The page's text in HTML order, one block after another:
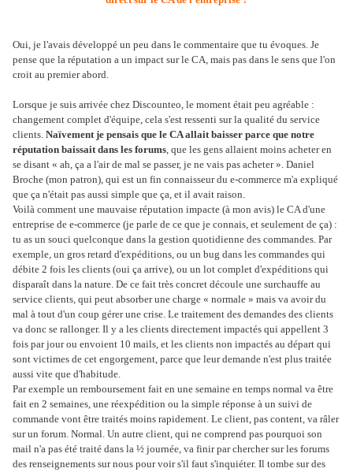
Oui, je l'avais développé un peu dans le commentaire que tu évoques. Je
pense que la réputation a un impact sur le CA, mais pas dans le sens que l'on
croit au premier abord.
Lorsque je suis arrivée chez Discounteo, le moment était peu agréable :
changement complet d'équipe, cela s'est ressenti sur la qualité du service
clients. Naïvement je pensais que le CA allait baisser parce que notre
réputation baissait dans les forums, que les gens allaient moins acheter en
se disant « ah, ça a l'air de mal se passer, je ne vais pas acheter ». Daniel
Broche (mon patron), qui est un fin connaisseur du e-commerce m'a expliqué
que ça n'était pas aussi simple que ça, et il avait raison.
Voilà comment une mauvaise réputation impacte (à mon avis) le CA d'une
entreprise de e-commerce (je parle de ce que je connais, et seulement de ça) :
tu as un souci quelconque dans la gestion quotidienne des commandes. Par
exemple, un gros retard d'expéditions, ou un bug dans les commandes qui
débite 2 fois les clients (oui ça arrive), ou un lot complet d'expéditions qui
disparaît dans la nature. De ce fait très concret découle une surchauffe au
service clients, qui peut absorber une charge « normale » mais va avoir du
mal à tout d'un coup gérer une crise. Le traitement des demandes des clients
va donc se rallonger. Il y a les clients directement impactés qui appellent 3
fois par jour ou envoient 10 mails, et les clients non impactés au départ qui
sont victimes de cet engorgement, parce que leur demande n'est plus traitée
aussi vite que d'habitude.
Par exemple un remboursement fait en une semaine en temps normal va être
fait en 2 semaines, une réexpédition ou la simple réponse à un suivi de
commande vont être traités moins rapidement. Le client, pas content, va râler
sur un forum. Normal. Un autre client, qui ne comprend pas pourquoi son
mail n'a pas été traité dans la ½ journée, va finir par chercher sur les forums
des renseignements sur nous pour voir s'il faut s'inquiéter. Il tombe sur des